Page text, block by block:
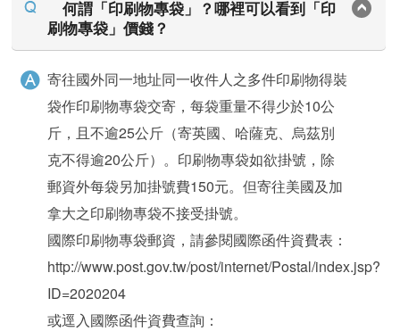
何謂「印刷物專袋」？哪裡可以看到「印
刷物專袋」價錢？
寄往國外同一地址同一收件人之多件印刷物得裝
袋作印刷物專袋交寄，每袋重量不得少於10公
斤，且不逾25公斤（寄英國、哈薩克、烏茲別
克不得逾20公斤）。印刷物專袋如欲掛號，除
郵資外每袋另加掛號費150元。但寄往美國及加
拿大之印刷物專袋不接受掛號。
國際印刷物專袋郵資，請參閱國際函件資費表：
http://www.post.gov.tw/post/internet/Postal/index.jsp?
ID=2020204
或逕入國際函件資費查詢：